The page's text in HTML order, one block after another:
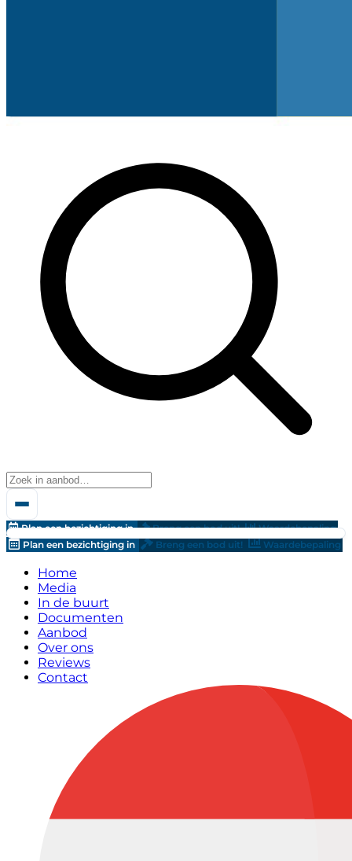
Plan een bezichtiging in Breng een bod uit!
Waardebepaling
Plan een bezichtiging in
Breng een bod uit! Waardebepaling
Home
Media
In de buurt
Documenten
Aanbod
Over ons
Reviews
Contact